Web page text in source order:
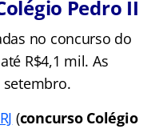
Pedro II
no concurso do
R$4,1 mil. As
setembro.
(concurso Colégio